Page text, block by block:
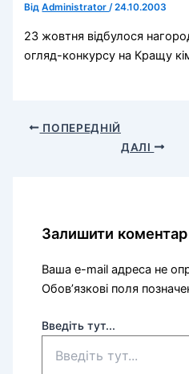
ВідAdministrator/24.10.2003
23 жовтня відбулося
огляд-конкурсу на Кращу
ПОПЕРЕДНІЙ
ДАЛІ
Залишити коментар
Ваша e-mail адреса не
Обов’язкові поля
Введіть тут...